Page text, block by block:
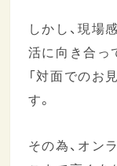
しかし、現場
活に向き合っ
「対面でのお
す。
その為、オン